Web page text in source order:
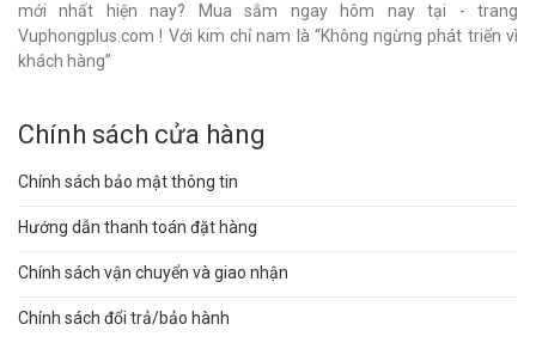
mới nhất hiện nay? Mua sắm ngay hôm nay tại - trang
Vuphongplus.com ! Với kim chỉ nam là “Không ngừng phát triển vì
khách hàng”
Chính sách cửa hàng
Chính sách bảo mật thông tin
Hướng dẫn thanh toán đặt hàng
Chính sách vận chuyển và giao nhận
Chính sách đổi trả/bảo hành